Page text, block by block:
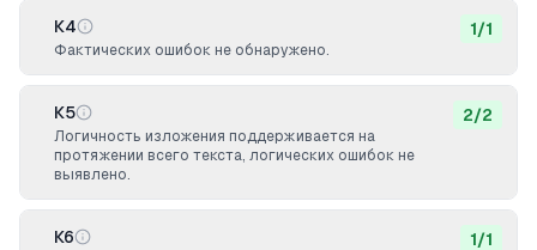
К4
Фактических ошибок не обнаружено.
1/1
К5
Логичность изложения поддерживается на
протяжении всего текста, логических ошибок не
выявлено.
2/2
К6 1/1